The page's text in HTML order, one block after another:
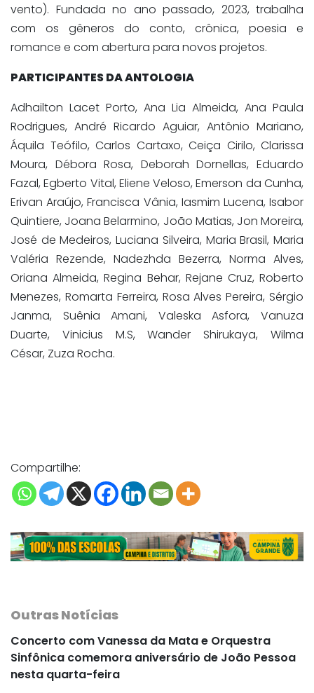
vento). Fundada no ano passado, 2023, trabalha
com os gêneros do conto, crônica, poesia e
romance e com abertura para novos projetos.
PARTICIPANTES DA ANTOLOGIA
Adhailton Lacet Porto, Ana Lia Almeida, Ana Paula
Rodrigues, André Ricardo Aguiar, Antônio Mariano,
Áquila Teófilo, Carlos Cartaxo, Ceiça Cirilo, Clarissa
Moura, Débora Rosa, Deborah Dornellas, Eduardo
Fazal, Egberto Vital, Eliene Veloso, Emerson da Cunha,
Erivan Araújo, Francisca Vânia, Iasmim Lucena, Isabor
Quintiere, Joana Belarmino, João Matias, Jon Moreira,
José de Medeiros, Luciana Silveira, Maria Brasil, Maria
Valéria Rezende, Nadezhda Bezerra, Norma Alves,
Oriana Almeida, Regina Behar, Rejane Cruz, Roberto
Menezes, Romarta Ferreira, Rosa Alves Pereira, Sérgio
Janma, Suênia Amani, Valeska Asfora, Vanuza
Duarte, Vinicius M.S, Wander Shirukaya, Wilma
César, Zuza Rocha.
Compartilhe:
Outras Notícias
Concerto com Vanessa da Mata e Orquestra
Sinfônica comemora aniversário de João Pessoa
nesta quarta-feira